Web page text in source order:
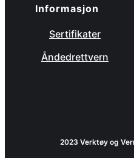
Informasjon
Sertifikater
Åndedrettvern
2023 Verktøy og